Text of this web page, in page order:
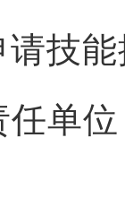
技
任单